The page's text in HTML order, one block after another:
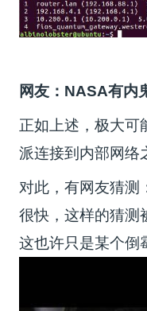
网友：NASA有内
正如上述，极大可
派连接到内部网络
对此，有网友猜测
很快，这样的猜测
这也许只是某个倒